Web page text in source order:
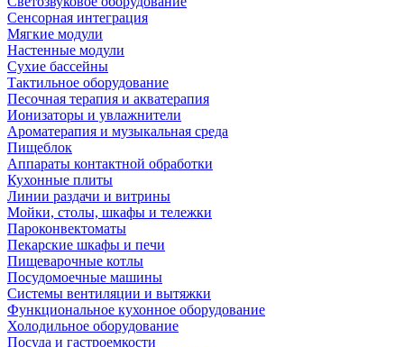
Сенсорная интеграция
Мягкие модули
Настенные модули
Сухие бассейны
Тактильное оборудование
Песочная терапия и акватерапия
Ионизаторы и увлажнители
Ароматерапия и музыкальная среда
Пищеблок
Аппараты контактной обработки
Кухонные плиты
Линии раздачи и витрины
Мойки, столы, шкафы и тележки
Пароконвектоматы
Пекарские шкафы и печи
Пищеварочные котлы
Посудомоечные машины
Системы вентиляции и вытяжки
Функциональное кухонное оборудование
Холодильное оборудование
Посуда и гастроемкости